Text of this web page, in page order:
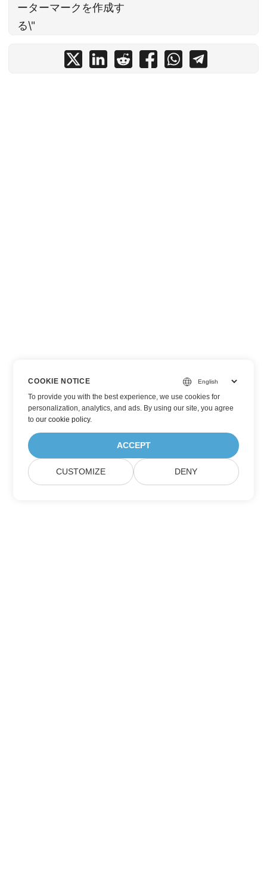
ーターマークを作成す
る\"
COOKIE NOTICE
To provide you with the best experience, we use cookies for
personalization, analytics, and ads. By using our site, you agree
toour cookie policy.
ACCEPT
CUSTOMIZE DENY